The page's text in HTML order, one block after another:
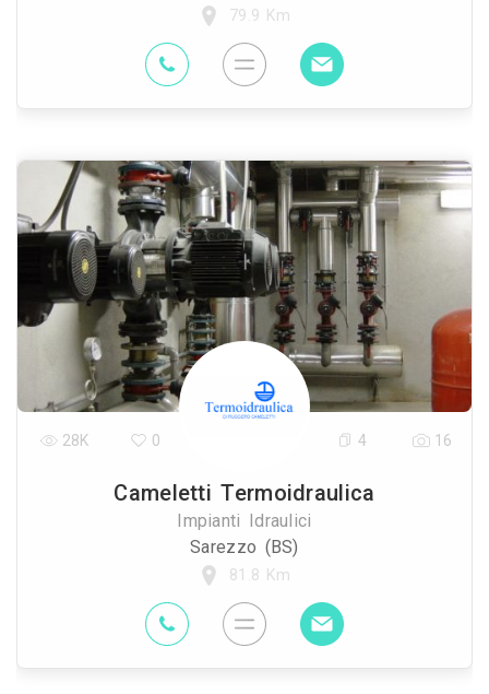
79.9 Km
Cameletti Termoidraulica
Impianti Idraulici
Sarezzo (BS)
81.8 Km
28K 0 4 16